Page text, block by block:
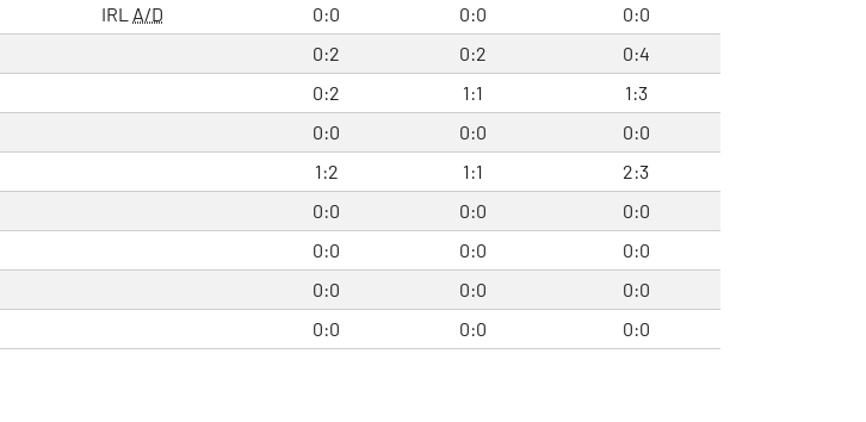
IRL A/D 0:0 0:0
0:0
0:2 0:2
0:4
0:2 1:1
1:3
0:0 0:0
0:0
1:2 1:1
2:3
0:0 0:0
0:0
0:0 0:0
0:0
0:0 0:0
0:0
0:0 0:0 0:0